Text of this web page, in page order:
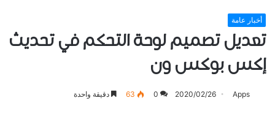
أخبار عامة
تعديل تصميم لوحة التحكم في تحديث
ﺇﻛﺲ ﺑﻮﻛﺲ ون
Apps
2020/02/26
0
63 دقيقة واحدة